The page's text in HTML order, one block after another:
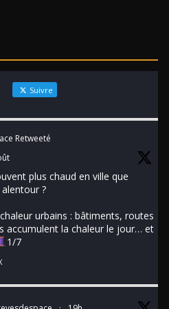
Suivre
Retweeté
plus chaud en ville que
?
urbains : bâtiments, routes
accumulent la chaleur le jour… et
1/7